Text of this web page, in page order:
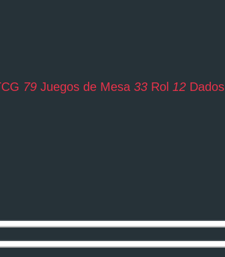
79 Juegos de Mesa 33 Rol 12 Dados